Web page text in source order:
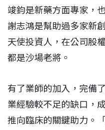
竣鈞是新藥方面專家，
謝志鴻是幫助過多家新
天使投資人，在公司股
都是沙場老將。
有了業師的加入，完備
業經驗較不足的缺口，
推向臨床的關鍵助力。